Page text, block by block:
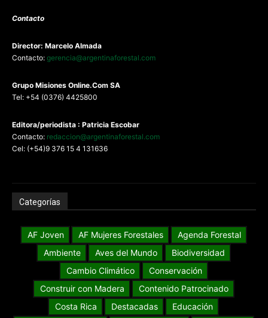
Contacto
Director: Marcelo Almada
Contacto: gerencia@argentinaforestal.com
Grupo Misiones Online.Com SA
Tel: +54 (0376) 4425800
Editora/periodista : Patricia Escobar
Contacto: redaccion@argentinaforestal.com
Cel: (+54)9 376 15 4 131636
Categorías
AF Joven AF Mujeres Forestales
Agenda Forestal
Ambiente
Aves del Mundo
Biodiversidad
Cambio Climático
Conservación
Construir con Madera
Contenido Patrocinado
Costa Rica
Destacadas
Educación